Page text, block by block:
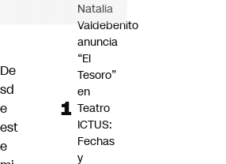
De
sd
e
est
e
Natalia
Valdebenito
anuncia
“El
Tesoro”
en
Teatro
ICTUS:
Fechas
y